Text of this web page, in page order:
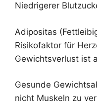
Niedrigerer
Adipositas
Risikofaktor für
Gewichtsverlust ist
Gesunde
nicht Muskeln zu